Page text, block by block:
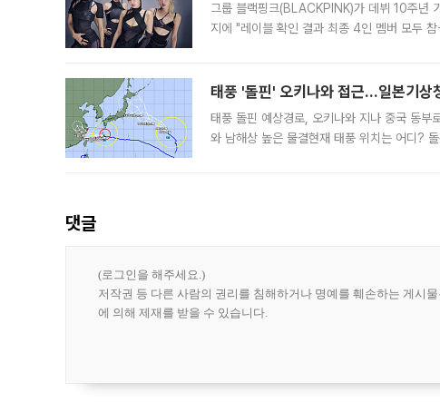
그룹 블랙핑크(BLACKPINK)가 데뷔 10주년
지에 "레이블 확인 결과 최종 4인 멤버 모두
태풍 '돌핀' 오키나와 접근…일본기상
태풍 돌핀 예상경로, 오키나와 지나 중국 동
와 남해상 높은 물결현재 태풍 위치는 어디?
댓글